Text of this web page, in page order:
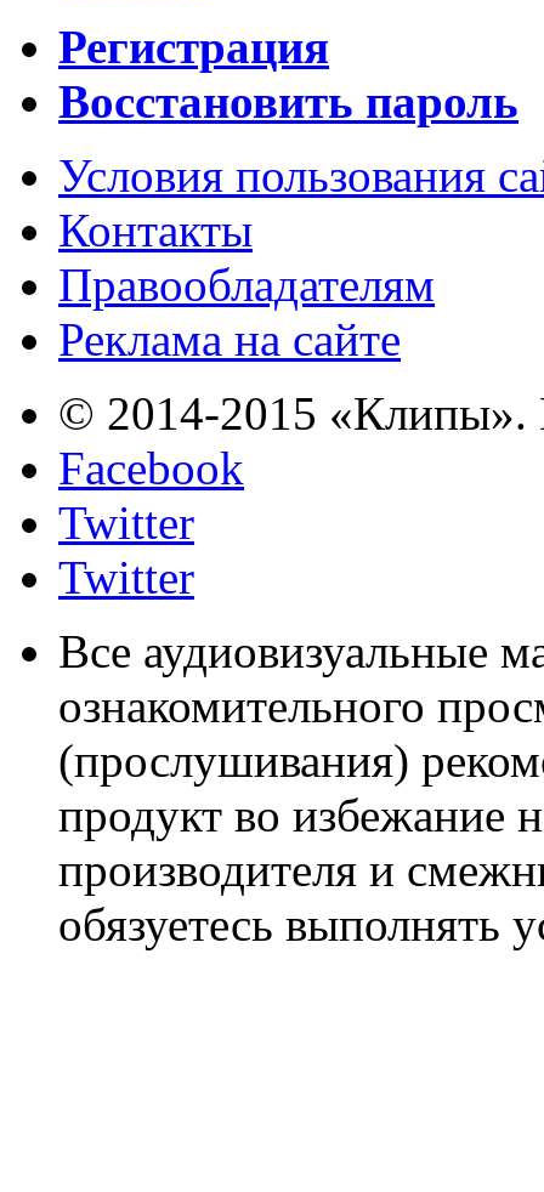
Регистрация
Восстановить пароль
Условия пользования
Контакты
Правообладателям
Реклама на сайте
© 2014-2015 «Клипы».
Facebook
Twitter
Twitter
Все аудиовизуальные
ознакомительного
(прослушивания)
продукт во избежание
производителя и
обязуетесь выполнять